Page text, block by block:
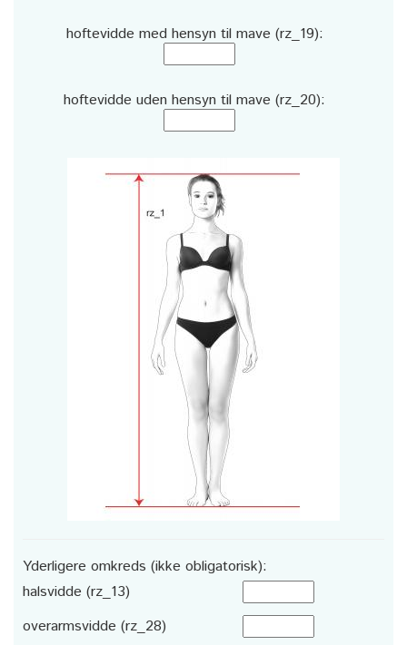
hoftevidde med hensyn til mave (rz_19):
hoftevidde uden hensyn til mave (rz_20):
Yderligere omkreds (ikke obligatorisk):
halsvidde (rz_13)
overarmsvidde (rz_28)